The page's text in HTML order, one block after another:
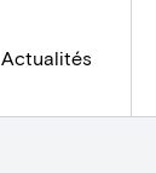
Actualités